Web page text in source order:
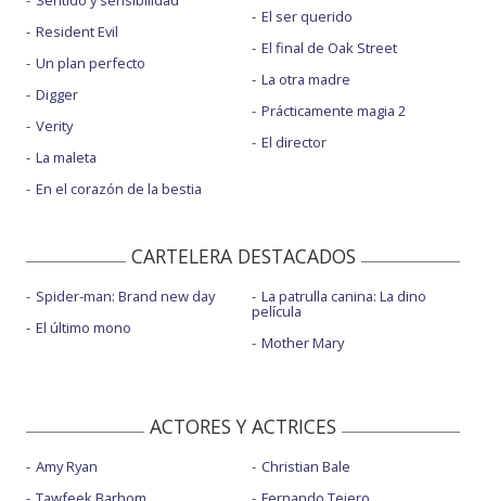
Resident Evil
Un plan perfecto
Digger
Verity
La maleta
En el corazón de la bestia
El ser querido
El final de Oak Street
La otra madre
Prácticamente magia 2
El director
CARTELERA DESTACADOS
Spider-man: Brand new day
El último mono
La patrulla canina: La dino
película
Mother Mary
ACTORES Y ACTRICES
Amy Ryan
Christian Bale